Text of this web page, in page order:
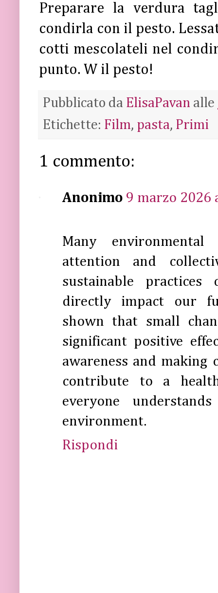
Preparare la verdura
condirla con il pesto.
cotti mescolateli nel
punto. W il pesto!
Pubblicato da ElisaPavan alle
Etichette: Film, pasta, Primi
1 commento:
Anonimo 9 marzo 2026
Many environmental
attention and
sustainable
directly impact our
shown that small
significant positive
awareness and making
contribute to a
everyone
environment.
Rispondi